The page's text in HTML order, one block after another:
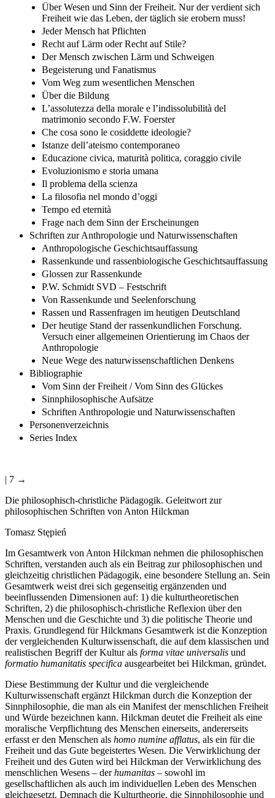
Über Wesen und Sinn der Freiheit. Nur der verdient sich
Freiheit wie das Leben, der täglich sie erobern muss!
Jeder Mensch hat Pflichten
Recht auf Lärm oder Recht auf Stile?
Der Mensch zwischen Lärm und Schweigen
Begeisterung und Fanatismus
Vom Weg zum wesentlichen Menschen
Über die Bildung
L’assolutezza della morale e l’indissolubilità del
matrimonio secondo F.W. Foerster
Che cosa sono le cosiddette ideologie?
Istanze dell’ateismo contemporaneo
Educazione civica, maturità politica, coraggio civile
Evoluzionismo e storia umana
Il problema della scienza
La filosofia nel mondo d’oggi
Tempo ed eternità
Frage nach dem Sinn der Erscheinungen
Schriften zur Anthropologie und Naturwissenschaften
Anthropologische Geschichtsauffassung
Rassenkunde und rassenbiologische Geschichtsauffassung
Glossen zur Rassenkunde
P.W. Schmidt SVD – Festschrift
Von Rassenkunde und Seelenforschung
Rassen und Rassenfragen im heutigen Deutschland
Der heutige Stand der rassenkundlichen Forschung.
Versuch einer allgemeinen Orientierung im Chaos der
Anthropologie
Neue Wege des naturwissenschaftlichen Denkens
Bibliographie
Vom Sinn der Freiheit / Vom Sinn des Glückes
Sinnphilosophische Aufsätze
Schriften Anthropologie und Naturwissenschaften
Personenverzeichnis
Series Index
| 7 →
Die philosophisch-christliche Pädagogik. Geleitwort zur
philosophischen Schriften von Anton Hilckman
Tomasz Stępień
Im Gesamtwerk von Anton Hilckman nehmen die philosophischen
Schriften, verstanden auch als ein Beitrag zur philosophischen und
gleichzeitig christlichen Pädagogik, eine besondere Stellung an. Sein
Gesamtwerk weist drei sich gegenseitig ergänzenden und
beeinflussenden Dimensionen auf: 1) die kulturtheoretischen
Schriften, 2) die philosophisch-christliche Reflexion über den
Menschen und die Geschichte und 3) die politische Theorie und
Praxis. Grundlegend für Hilckmans Gesamtwerk ist die Konzeption
der vergleichenden Kulturwissenschaft, die auf dem klassischen und
realistischen Begriff der Kultur als forma vitae universalis und
formatio humanitatis specifica ausgearbeitet bei Hilckman, gründet.
Diese Bestimmung der Kultur und die vergleichende
Kulturwissenschaft ergänzt Hilckman durch die Konzeption der
Sinnphilosophie, die man als ein Manifest der menschlichen Freiheit
und Würde bezeichnen kann. Hilckman deutet die Freiheit als eine
moralische Verpflichtung des Menschen einerseits, andererseits
erfasst er den Menschen als homo numine afflatus, als ein für die
Freiheit und das Gute begeistertes Wesen. Die Verwirklichung der
Freiheit und des Guten wird bei Hilckman der Verwirklichung des
menschlichen Wesens – derhumanitas – sowohl im
gesellschaftlichen als auch im individuellen Leben des Menschen
gleichgesetzt. Demnach die Kulturtheorie, die Sinnphilosophie und